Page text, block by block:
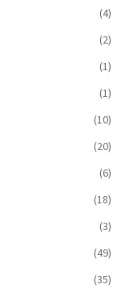
(4)
(2)
(1)
(1)
(10)
(20)
(6)
(18)
(3)
(49)
(35)